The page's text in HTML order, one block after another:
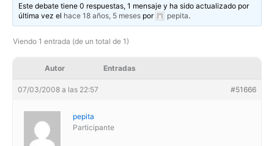
Este debate tiene 0 respuestas, 1 mensaje y ha sido actualizado por
última vez el hace 18 años, 5 meses por pepita.
Viendo 1 entrada (de un total de 1)
Autor Entradas
07/03/2008 a las 22:57 #51666
pepita
Participante